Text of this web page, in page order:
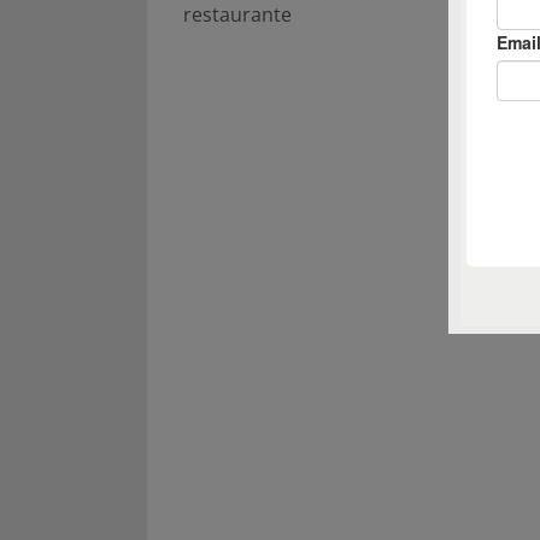
restaurante